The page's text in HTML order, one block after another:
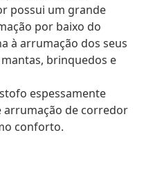
possui um grande
por baixo do
à arrumação dos seus
brinquedos e
espessamente
arrumação de corredor
conforto.